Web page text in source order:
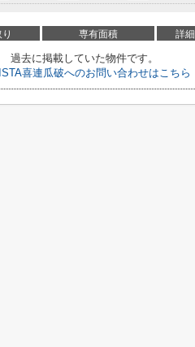
専有面積 詳細
過去に掲載していた物件です。
喜連瓜破へのお問い合わせはこちら